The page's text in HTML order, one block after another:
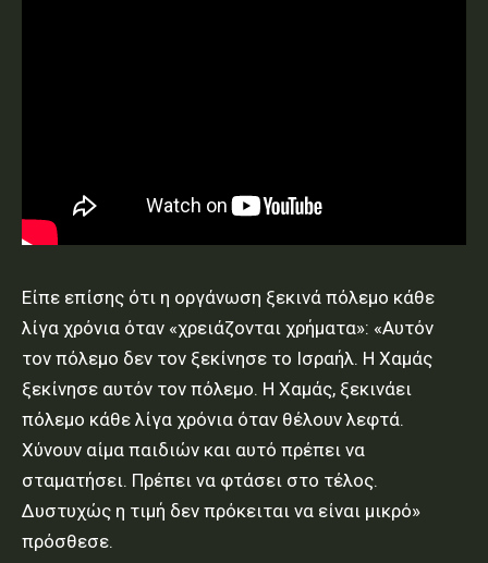
Είπε επίσης ότι η οργάνωση ξεκινά πόλεμο κάθε
λίγα χρόνια όταν «χρειάζονται χρήματα»: «Αυτόν
τον πόλεμο δεν τον ξεκίνησε το Ισραήλ. Η Χαμάς
ξεκίνησε αυτόν τον πόλεμο. Η Χαμάς, ξεκινάει
πόλεμο κάθε λίγα χρόνια όταν θέλουν λεφτά.
Χύνουν αίμα παιδιών και αυτό πρέπει να
σταματήσει. Πρέπει να φτάσει στο τέλος.
Δυστυχώς η τιμή δεν πρόκειται να είναι μικρό»
πρόσθεσε.